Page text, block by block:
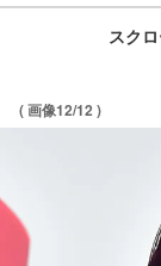
スク
( 画像12/12 )